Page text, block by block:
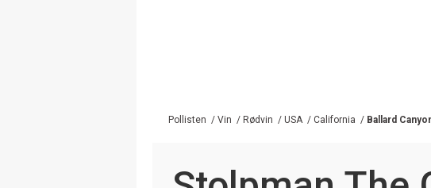
Pollisten / Vin / Rødvin / USA / California / Ballard